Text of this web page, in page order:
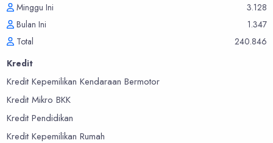
Minggu Ini
3.128
Bulan Ini
1.347
Total
240.846
Kredit
Kredit Kepemilikan Kendaraan Bermotor
Kredit Mikro BKK
Kredit Pendidikan
Kredit Kepemilikan Rumah